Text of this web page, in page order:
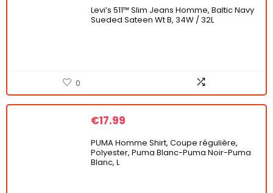
Levi’s 511™ Slim Jeans Homme, Baltic Navy
Sueded Sateen Wt B, 34W / 32L
0
€17.99
PUMA Homme Shirt, Coupe régulière,
Polyester, Puma Blanc-Puma Noir-Puma
Blanc, L